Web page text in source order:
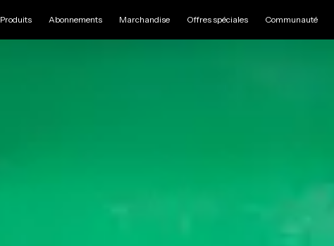
Produits Abonnements Marchandise Offres spéciales Communauté